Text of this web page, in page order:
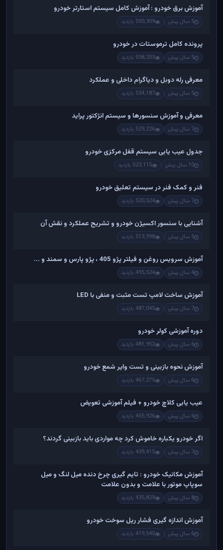
آموزش برق خودرو : آموزش کامل سیستم استارتر خودرو
5 سال پیش 550,309 بازدید
پرونده کامل ترموستات در خودرو
5 سال پیش 538,203 بازدید
معرفی رله دوبل و دیاگرام داخلی و عملکرد
5 سال پیش 534,187 بازدید
معرفی و آموزش سنسورها و سیستم انژکتور پراید
7 سال پیش 529,226 بازدید
جدول عیب یابی سیستم قفل مرکزی خودرو
10 سال پیش 523,115 بازدید
فنر و کمک فنر در سیستم تعلیق خودرو
7 سال پیش 520,524 بازدید
آشنایی با سنسور اکسیژن خودرو و تشریح عملکرد و نقش آن
5 سال پیش 513,998 بازدید
آموزش سرویس روغن و فیلتر پژو 405 ، پژو پارس و سمند و ...
4 سال پیش 495,524 بازدید
آموزش ساخت لامپ تست مثبت و منفی با LED
7 سال پیش 487,045 بازدید
دوره آموزشی کولر خودرو
6 سال پیش 481,952 بازدید
آموزش نحوه بازبینی و تست وایر شمع خودرو
6 سال پیش 467,275 بازدید
عیب یابی کلاچ خودرو + فیلم آموزشی تعویض
6 سال پیش 455,926 بازدید
اگر خودرو یکباره خاموش کرد چه مواردی باید بازبینی گردند؟
7 سال پیش 439,415 بازدید
آموزش مکانیک خودرو : تایم گیری چرخ دنده میل لنگ و میل
سوپاپ موتور با علامت و بدون علامت
8 سال پیش 435,829 بازدید
آموزش اندازه گیری فشار ریل سوخت خودرو
6 سال پیش 419,540 بازدید